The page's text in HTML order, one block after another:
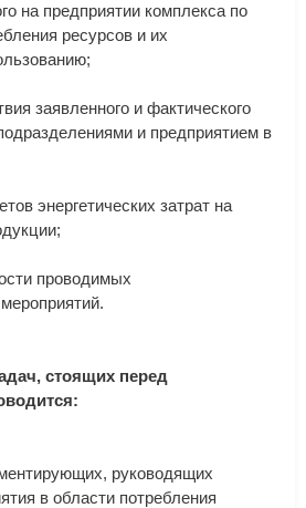
на предприятии комплекса по
ресурсов и их
;
заявленного и фактического
и предприятием в
энергетических затрат на
;
проводимых
мероприятий.
, стоящих перед
:
, руководящих
в области потребления